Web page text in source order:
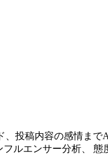
投稿内容の感情ま
ルエンサー分析、